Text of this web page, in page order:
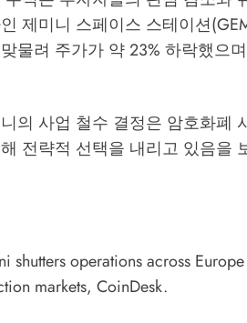
제미니 스페이스 스테이션
물려 주가가 약 23% 하락했으
의 사업 철수 결정은 암호화폐
전략적 선택을 내리고 있음을
shutters operations across
markets, CoinDesk.